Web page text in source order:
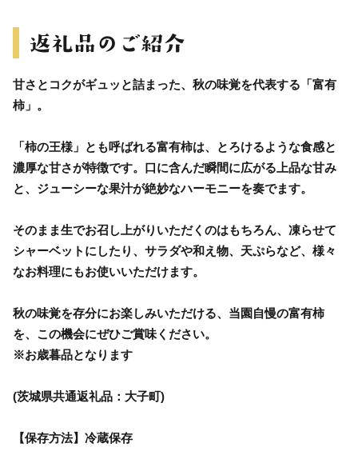
甘さとコクがギュッと詰まった、秋の味覚を代表する「富有
柿」。
「柿の王様」とも呼ばれる富有柿は、とろけるような食感と
濃厚な甘さが特徴です。口に含んだ瞬間に広がる上品な甘み
と、ジューシーな果汁が絶妙なハーモニーを奏でます。
そのまま生でお召し上がりいただくのはもちろん、凍らせて
シャーベットにしたり、サラダや和え物、天ぷらなど、様々
なお料理にもお使いいただけます。
秋の味覚を存分にお楽しみいただける、当園自慢の富有柿
を、この機会にぜひご賞味ください。
※お歳暮品となります
(茨城県共通返礼品：大子町)
【保存方法】冷蔵保存